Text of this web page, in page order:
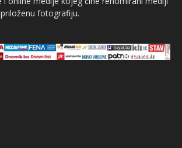
fotografiju.